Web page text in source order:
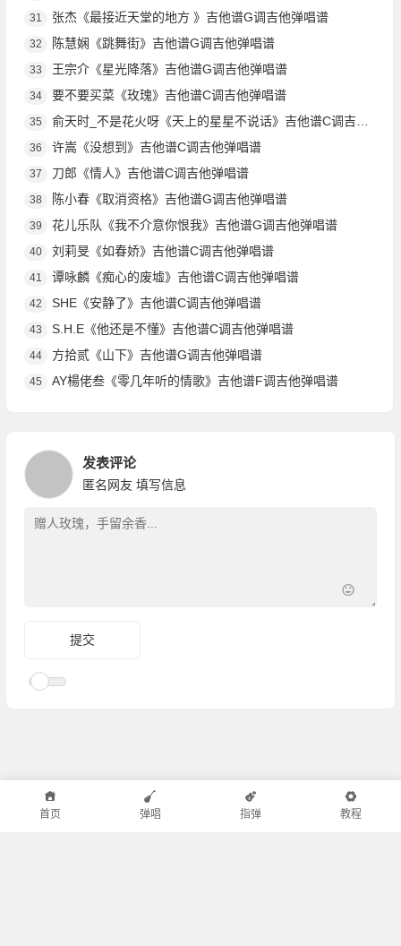
31 张杰《最接近天堂的地方 》吉他谱G调吉他弹唱谱
32 陈慧娴《跳舞街》吉他谱G调吉他弹唱谱
33 王宗介《星光降落》吉他谱G调吉他弹唱谱
34 要不要买菜《玫瑰》吉他谱C调吉他弹唱谱
35 俞天时_不是花火呀《天上的星星不说话》吉他谱C调吉他弹唱谱
36 许嵩《没想到》吉他谱C调吉他弹唱谱
37 刀郎《情人》吉他谱C调吉他弹唱谱
38 陈小春《取消资格》吉他谱G调吉他弹唱谱
39 花儿乐队《我不介意你恨我》吉他谱G调吉他弹唱谱
40 刘莉旻《如春娇》吉他谱C调吉他弹唱谱
41 谭咏麟《痴心的废墟》吉他谱C调吉他弹唱谱
42 SHE《安静了》吉他谱C调吉他弹唱谱
43 S.H.E《他还是不懂》吉他谱C调吉他弹唱谱
44 方拾贰《山下》吉他谱G调吉他弹唱谱
45 AY楊佬叁《零几年听的情歌》吉他谱F调吉他弹唱谱
发表评论
匿名网友 填写信息
首页 弹唱 指弹 教程